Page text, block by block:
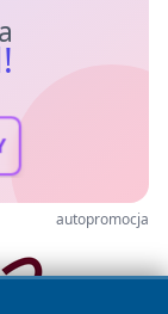
autopromocja